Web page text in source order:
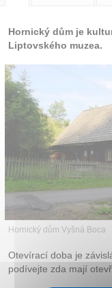
Před cestou
Atrakce
O nás
Kontakt
Hornický dům je
Liptovského muzea.
Hornický dům Vyšná Boca
Otevírací doba je
podívejte zda mají